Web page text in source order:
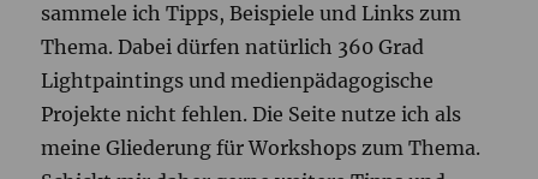
sammele ich Tipps, Beispiele und Links zum
Thema. Dabei dürfen natürlich 360 Grad
Lightpaintings und medienpädagogische
Projekte nicht fehlen. Die Seite nutze ich als
meine Gliederung für Workshops zum Thema.